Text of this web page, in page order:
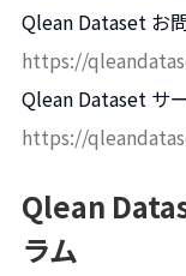
Qlean Dataset お
https://
Qlean Dataset サ
https://
Qlean
ラム